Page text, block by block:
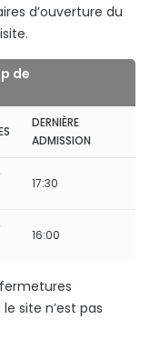
d’ouverture du
de
DERNIÈRE
ADMISSION
17:30
16:00
site n’est pas